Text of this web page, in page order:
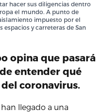
hacer sus diligencias dentro
el mundo. A punto de
impuesto por el
y carreteras de San
opina que pasará
entender qué
coronavirus.
llegado a una